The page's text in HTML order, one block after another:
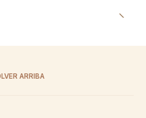
ARRIBA